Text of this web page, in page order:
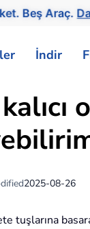
Beş Araç.
İndir
2025-08-26
tuşlarına